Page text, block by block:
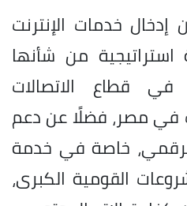
خدمات الإنترنت
من شأنها
قطاع الاتصالات
في مصر، فضلًا عن دعم
خاصة في خدمة
القومية الكبرى،